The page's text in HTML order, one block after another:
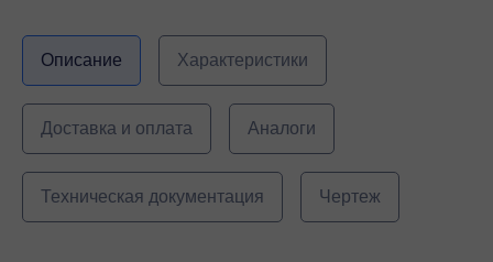
Описание Характеристики
Доставка и оплата Аналоги
Техническая документация Чертеж